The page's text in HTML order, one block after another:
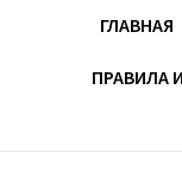
экономики и
ГЛАВНАЯ
ПРАВИЛА